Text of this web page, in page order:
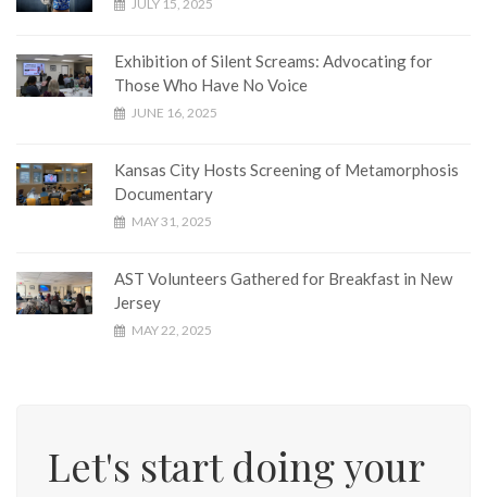
JULY 15, 2025
Exhibition of Silent Screams: Advocating for
Those Who Have No Voice
JUNE 16, 2025
Kansas City Hosts Screening of Metamorphosis
Documentary
MAY 31, 2025
AST Volunteers Gathered for Breakfast in New
Jersey
MAY 22, 2025
Let's start doing your